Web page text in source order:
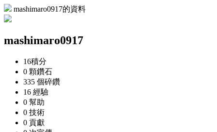
mashimaro0917的資料
mashimaro0917
16積分
0 顆鑽石
335 個碎鑽
16 經驗
0 幫助
0 技術
0 貢獻